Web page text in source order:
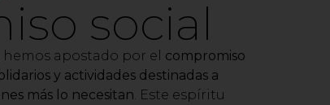
social
apostado por el compromiso
y actividades destinadas a
más lo necesitan . Este espíritu